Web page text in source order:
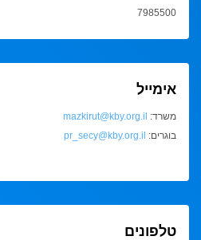
7985500
אימייל
משרד: mazkirut@kby.org.il
בוגרים: pr_secy@kby.org.il
טלפונים